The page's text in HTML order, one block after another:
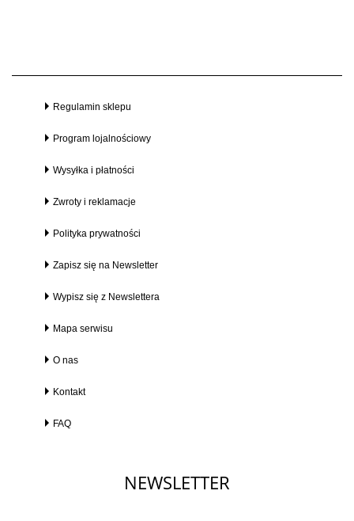
Regulamin sklepu
Program lojalnościowy
Wysyłka i płatności
Zwroty i reklamacje
Polityka prywatności
Zapisz się na Newsletter
Wypisz się z Newslettera
Mapa serwisu
O nas
Kontakt
FAQ
NEWSLETTER